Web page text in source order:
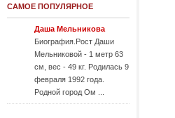
САМОЕ ПОПУЛЯРНОЕ
Даша Мельникова
Биография.Рост Даши
Мельниковой - 1 метр 63
см, вес - 49 кг. Родилась 9
февраля 1992 года.
Родной город Ом ...